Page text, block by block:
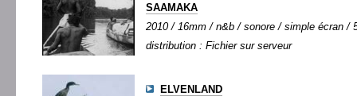
SAAMAKA
2010 / 16mm / n&b / sonore / simple écran /
distribution : Fichier sur serveur
ELVENLAND